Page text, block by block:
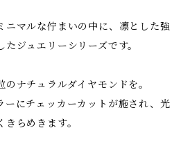
ニマルな佇まいの中に、凛とした強
ジュエリーシリーズです。
ナチュラルダイヤモンドを。
ーにチェッカーカットが施され、光
らめきます。